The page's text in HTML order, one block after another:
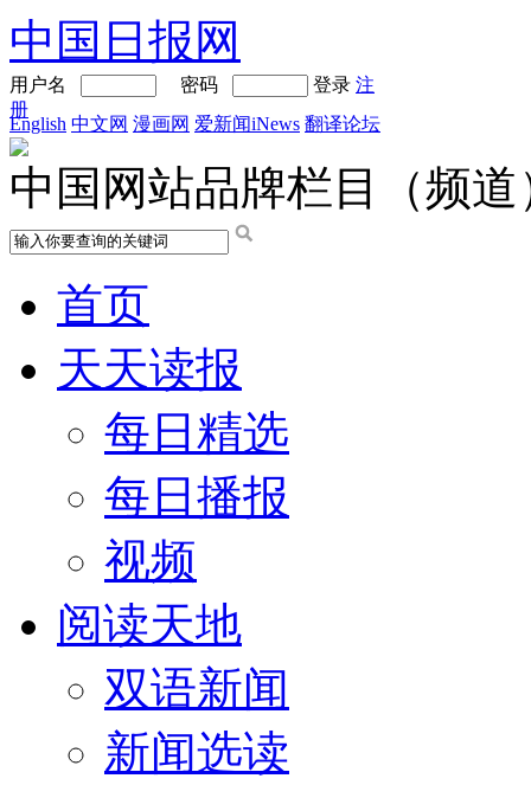
中国日报网
用户名 密码 登录 注
册
English 中文网 漫画网 爱新闻iNews 翻译论坛
中国网站品牌栏目（频道
首页
天天读报
每日精选
每日播报
视频
阅读天地
双语新闻
新闻选读